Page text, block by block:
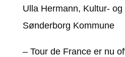
Ulla Hermann, Kultur-
Sønderborg Kommune
– Tour de France er nu